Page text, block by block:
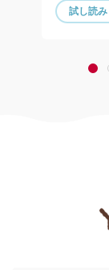
試し読み
1